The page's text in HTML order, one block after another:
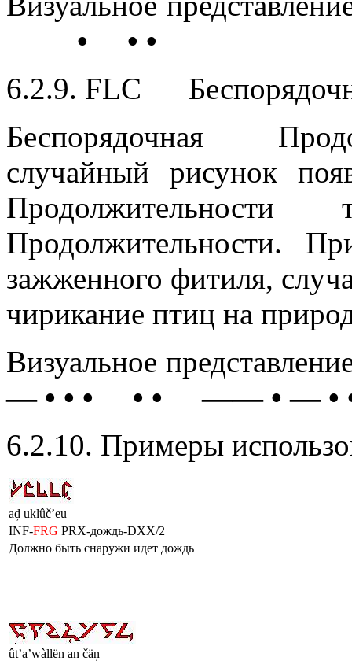
• • •
6.2.9. FLC
Беспорядочная
случайный рисунок
Продолжительности.
зажженного фитиля,
чирикание птиц на
Визуальное
— • • • • • —— • — •
6.2.10. Примеры
aḑ uklûčʼeu
INF-FRG PRX-дождь-DXX/2
Должно быть снаружи идет дождь
ûtʼa’wàllën an čäņ